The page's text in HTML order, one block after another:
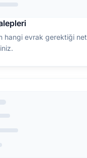
hangi evrak gerektiği